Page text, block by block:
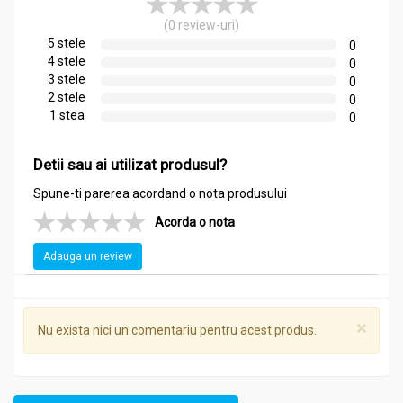
complexe, Camellia sinensis este una dintre cele mai valoroase
plante folosite în fitoterapia tradițională și modernă.
Ceaiul verde
sinensis, fiind cunoscut de peste 4000 de ani pentru efectele
sale benefice.
Originar din China și Japonia, este consumat zilnic pentru
(0 review-uri)
5 stele
0
4 stele
0
3 stele
0
2 stele
0
1 stea
0
Detii sau ai utilizat produsul?
Spune-ti parerea acordand o nota produsului
Acorda o nota
Adauga un review
×
Nu exista nici un comentariu pentru acest produs.